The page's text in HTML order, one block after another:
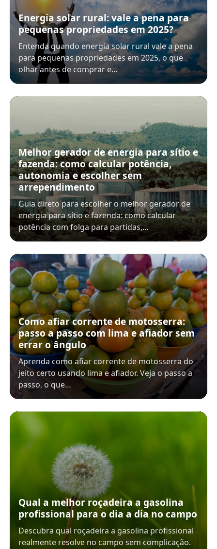
Energia solar rural: vale a pena para
pequenas propriedades em 2025?
Entenda quando energia solar rural vale a pena
para pequenas propriedades em 2025, o que
olhar antes de comprar e…
Melhor gerador de energia para sítio e
fazenda: como calcular potência,
autonomia e escolher sem
arrependimento
Guia direto para escolher o melhor gerador de
energia para sítio e fazenda: como calcular
potência com folga para partidas,…
Como afiar corrente de motosserra:
passo a passo com lima e afiador sem
errar o ângulo
Aprenda como afiar corrente de motosserra do
jeito certo usando lima e afiador. Veja o passo a
passo, o que…
Qual a melhor roçadeira a gasolina
profissional para o dia a dia no campo
Descubra qual roçadeira a gasolina profissional
realmente resolve no campo sem complicação.